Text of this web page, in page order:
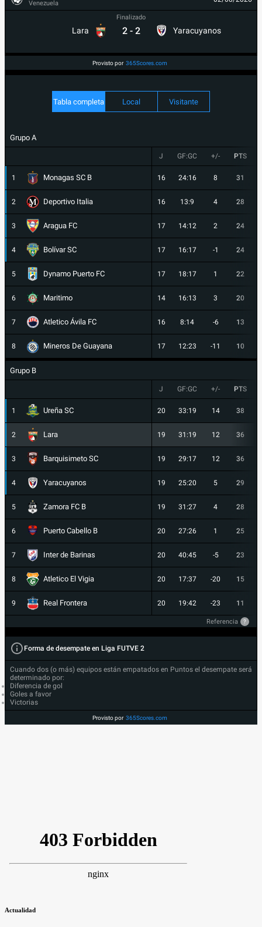
Venezuela
Lara
Finalizado
2 - 2 Yaracuyanos
Provisto por 365Scores.com
Tabla completa Local Visitante
Grupo A
J GF:GC +/- PTS
1 Monagas SC B 16 24:16 8 31
2 Deportivo Italia 16 13:9 4 28
3 Aragua FC 17 14:12 2 24
4 Bolívar SC 17 16:17 -1 24
5 Dynamo Puerto FC 17 18:17 1 22
6 Maritimo 14 16:13 3 20
7 Atletico Ávila FC 16 8:14 -6 13
8 Mineros De Guayana 17 12:23 -11 10
Grupo B
J GF:GC +/- PTS
1 Ureña SC 20 33:19 14 38
2 Lara 19 31:19 12 36
3 Barquisimeto SC 19 29:17 12 36
4 Yaracuyanos 19 25:20 5 29
5 Zamora FC B 19 31:27 4 28
6 Puerto Cabello B 20 27:26 1 25
7 Inter de Barinas 20 40:45 -5 23
8 Atletico El Vigia 20 17:37 -20 15
9 Real Frontera 20 19:42 -23 11
Referencia ?
Forma de desempate en Liga FUTVE 2
Cuando dos (o más) equipos están empatados en Puntos el desempate será
determinado por:
Diferencia de gol
Goles a favor
Victorias
Provisto por 365Scores.com
Actualidad